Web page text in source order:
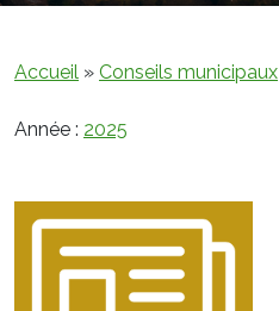
Accueil » Conseils municipaux
Année : 2025